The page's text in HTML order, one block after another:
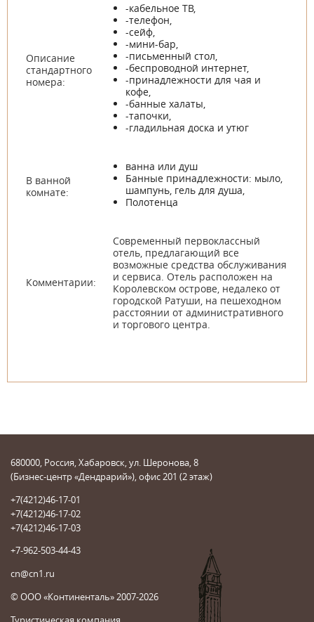
Описание
стандартного
номера:
-кабельное ТВ,
-телефон,
-сейф,
-мини-бар,
-письменный стол,
-беспроводной интернет,
-принадлежности для чая и
кофе,
-банные халаты,
-тапочки,
-гладильная доска и утюг
В ванной
комнате:
ванна или душ
Банные принадлежности: мыло,
шампунь, гель для душа,
Полотенца
Комментарии:
Современный первоклассный
отель, предлагающий все
возможные средства обслуживания
и сервиса. Отель расположен на
Королевском острове, недалеко от
городской Ратуши, на пешеходном
расстоянии от административного
и торгового центра.
680000, Россия, Хабаровск, ул. Шеронова, 8
(Бизнес-центр «Дендрарий»), офис 201 (2 этаж)
+7(4212)46-17-01
+7(4212)46-17-02
+7(4212)46-17-03
+7-962-503-44-43
cn@cn1.ru
© ООО «Континенталь» 2007-2026